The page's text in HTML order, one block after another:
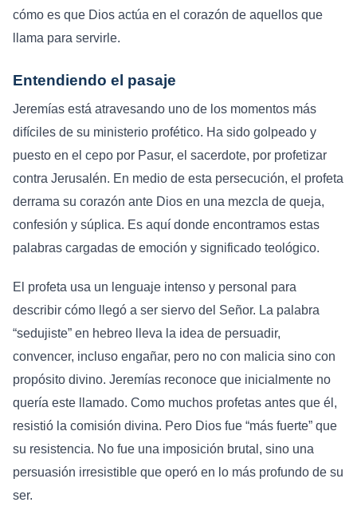
cómo es que Dios actúa en el corazón de aquellos que
llama para servirle.
Entendiendo el pasaje
Jeremías está atravesando uno de los momentos más
difíciles de su ministerio profético. Ha sido golpeado y
puesto en el cepo por Pasur, el sacerdote, por profetizar
contra Jerusalén. En medio de esta persecución, el profeta
derrama su corazón ante Dios en una mezcla de queja,
confesión y súplica. Es aquí donde encontramos estas
palabras cargadas de emoción y significado teológico.
El profeta usa un lenguaje intenso y personal para
describir cómo llegó a ser siervo del Señor. La palabra
“sedujiste” en hebreo lleva la idea de persuadir,
convencer, incluso engañar, pero no con malicia sino con
propósito divino. Jeremías reconoce que inicialmente no
quería este llamado. Como muchos profetas antes que él,
resistió la comisión divina. Pero Dios fue “más fuerte” que
su resistencia. No fue una imposición brutal, sino una
persuasión irresistible que operó en lo más profundo de su
ser.